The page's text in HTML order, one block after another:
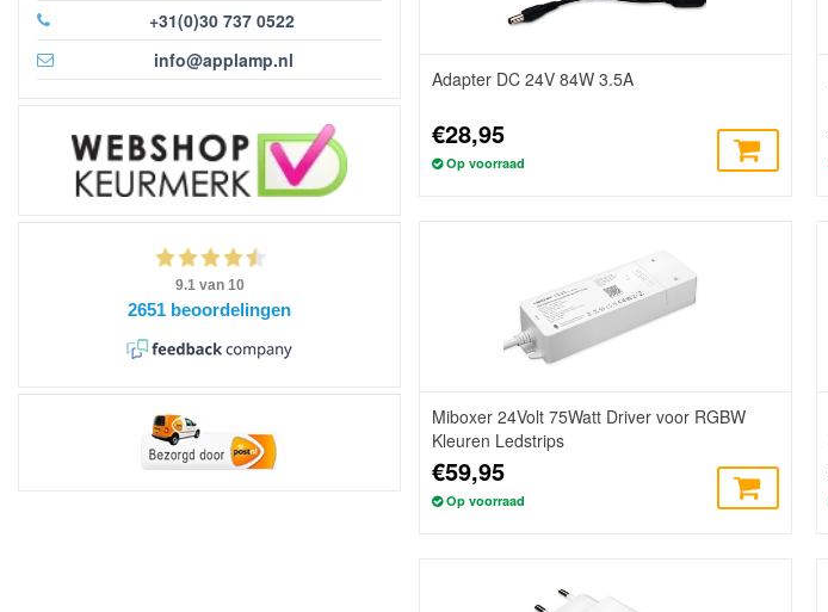
+31(0)30 737 0522
info@applamp.nl
Adapter DC 24V 84W 3.5A
€28,95
Op voorraad
Miboxer 24Volt 75Watt Driver voor RGBW
Kleuren Ledstrips
€59,95
Op voorraad